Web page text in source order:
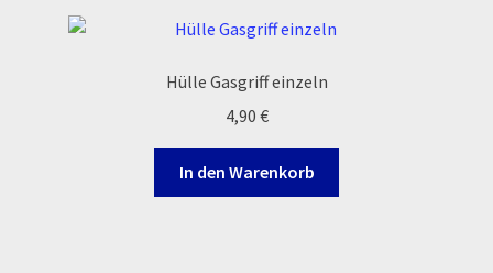
TOPstrecken
POLITICA DE COOKIES
Rennserien-Veranstalter
Hülle Gasgriff einzeln
4,90 €
In den Warenkorb